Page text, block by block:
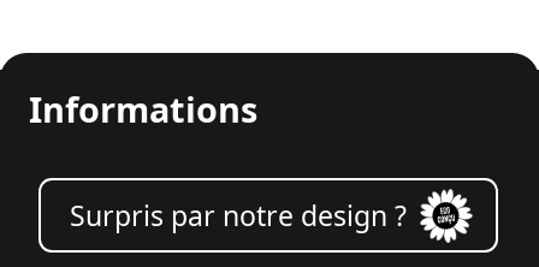
Informations
Surpris par notre design ?